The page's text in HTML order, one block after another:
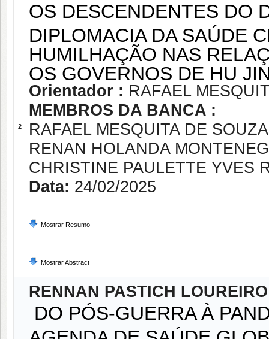
2
OS DESCENDENTES DO
DIPLOMACIA DA SAÚDE
HUMILHAÇÃO NAS
OS GOVERNOS DE HU
Orientador : RAFAEL
MEMBROS DA BANCA :
RAFAEL MESQUITA DE
RENAN HOLANDA
CHRISTINE PAULETTE YVES
Data: 24/02/2025
Mostrar Resumo
Mostrar Abstract
RENNAN PASTICH LOUREIRO
DO PÓS-GUERRA À
AGENDA DE SAÚDE